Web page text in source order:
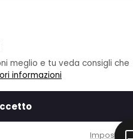
meglio e tu veda consigli che
informazioni